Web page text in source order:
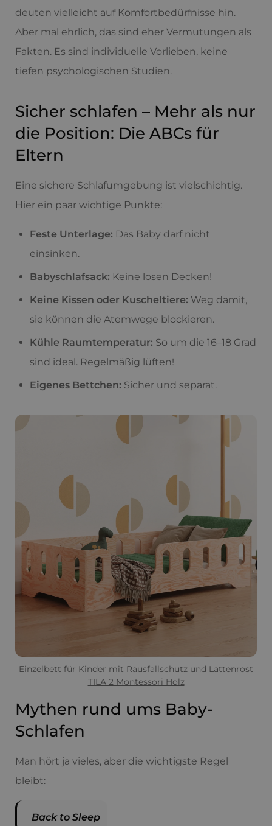
deuten vielleicht auf Komfortbedürfnisse hin.
Aber mal ehrlich, das sind eher Vermutungen als
Fakten. Es sind individuelle Vorlieben, keine
tiefen psychologischen Studien.
Sicher schlafen – Mehr als nur
die Position: Die ABCs für
Eltern
Eine sichere Schlafumgebung ist vielschichtig.
Hier ein paar wichtige Punkte:
Feste Unterlage: Das Baby darf nicht
einsinken.
Babyschlafsack: Keine losen Decken!
Keine Kissen oder Kuscheltiere: Weg damit,
sie können die Atemwege blockieren.
Kühle Raumtemperatur: So um die 16–18 Grad
sind ideal. Regelmäßig lüften!
Eigenes Bettchen: Sicher und separat.
Einzelbett für Kinder mit Rausfallschutz und Lattenrost
TILA 2 Montessori Holz
Mythen rund ums Baby-
Schlafen
Man hört ja vieles, aber die wichtigste Regel
bleibt:
Back to Sleep